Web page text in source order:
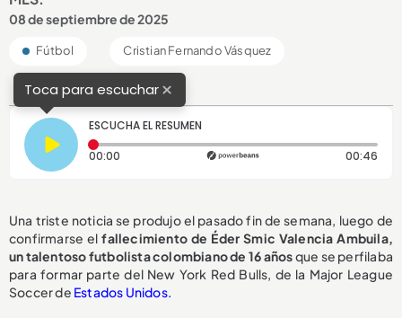
08 de septiembre de 2025
Fútbol Cristian Fernando Vásquez
Toca para escuchar×
ESCUCHA EL RESUMEN
00:00 Tiempo transcurrido: 0 segundos 00:46
Una triste noticia se produjo el pasado fin de semana, luego de
confirmarse elfallecimiento de Éder Smic Valencia Ambuila,
un talentoso futbolista colombiano de 16 añosque se perfilaba
para formar parte del New York Red Bulls, de la Major League
Soccer de Estados Unidos.